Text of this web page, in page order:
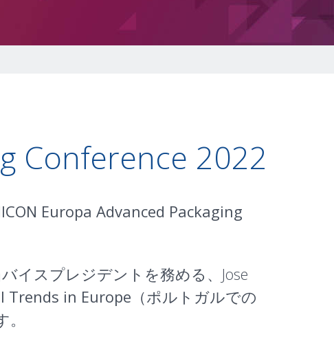
Conference 2022
Europa Advanced Packaging
イスプレジデントを務める、Jose
Trends in Europe （ポルトガルでの